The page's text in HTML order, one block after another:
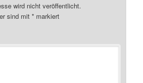
wird nicht veröffentlicht.
sind mit* markiert